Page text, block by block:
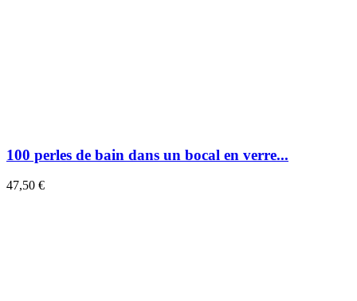
100 perles de bain dans un bocal en verre...
47,50 €